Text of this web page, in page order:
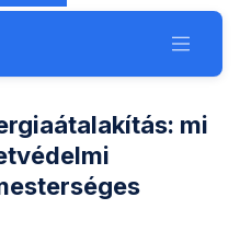
Toggle
mi